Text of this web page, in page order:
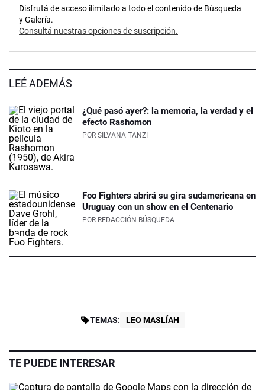
Disfrutá de acceso ilimitado a todo el contenido de Búsqueda
y Galería.
Consultá nuestras opciones de suscripción.
LEÉ ADEMÁS
¿Qué pasó ayer?: la memoria, la verdad y el
efecto Rashomon
POR SILVANA TANZI
Foo Fighters abrirá su gira sudamericana en
Uruguay con un show en el Centenario
POR REDACCIÓN BÚSQUEDA
TEMAS: LEO MASLÍAH
TE PUEDE INTERESAR